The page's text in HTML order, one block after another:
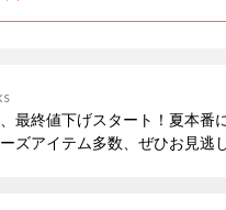
最終値下げスタート！夏本番
ズアイテム多数、ぜひお見逃